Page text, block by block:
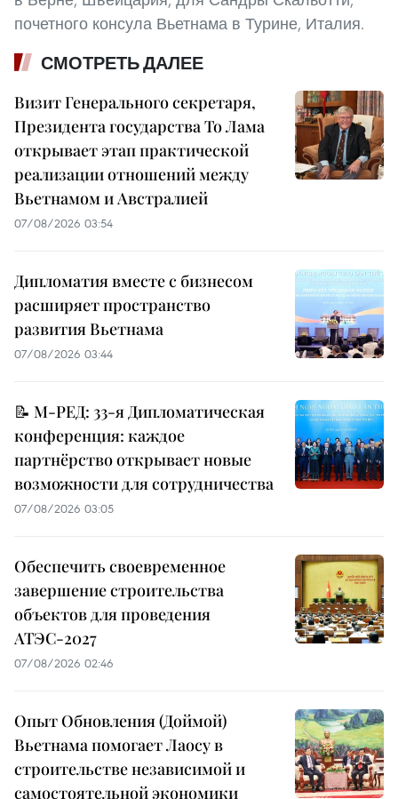
почетного консула Вьетнама в Турине, Италия.
СМОТРЕТЬ ДАЛЕЕ
Визит Генерального секретаря,
Президента государства То Лама
открывает этап практической
реализации отношений между
Вьетнамом и Австралией
07/08/2026 03:54
Дипломатия вместе с бизнесом
расширяет пространство
развития Вьетнама
07/08/2026 03:44
📝 М-РЕД: 33-я Дипломатическая
конференция: каждое
партнёрство открывает новые
возможности для сотрудничества
07/08/2026 03:05
Обеспечить своевременное
завершение строительства
объектов для проведения
АТЭС-2027
07/08/2026 02:46
Опыт Обновления (Доймой)
Вьетнама помогает Лаосу в
строительстве независимой и
самостоятельной экономики